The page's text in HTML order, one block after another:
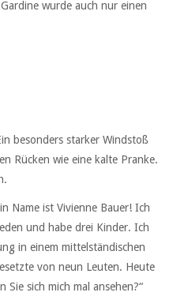
wurde auch nur einen
besonders starker Windstoß
Rücken wie eine kalte Pranke.
Name ist Vivienne Bauer! Ich
und habe drei Kinder. Ich
in einem mittelständischen
von neun Leuten. Heute
Sie sich mich mal ansehen?“